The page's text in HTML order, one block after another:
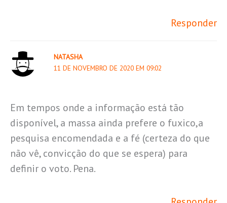
Responder
NATASHA
11 DE NOVEMBRO DE 2020 EM 09:02
Em tempos onde a informação está tão
disponível, a massa ainda prefere o fuxico,a
pesquisa encomendada e a fé (certeza do que
não vê, convicção do que se espera) para
definir o voto. Pena.